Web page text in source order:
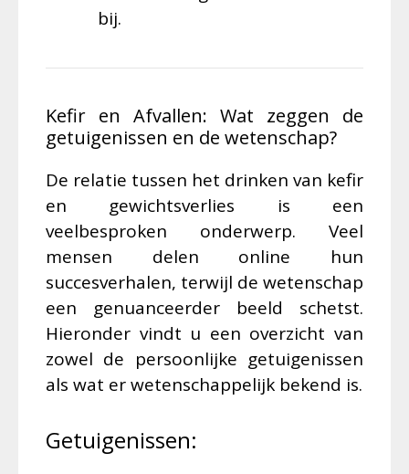
bij.
Kefir en Afvallen: Wat zeggen de
getuigenissen en de wetenschap?
De relatie tussen het drinken van kefir
en gewichtsverlies is een
veelbesproken onderwerp. Veel
mensen delen online hun
succesverhalen, terwijl de wetenschap
een genuanceerder beeld schetst.
Hieronder vindt u een overzicht van
zowel de persoonlijke getuigenissen
als wat er wetenschappelijk bekend is.
Getuigenissen: